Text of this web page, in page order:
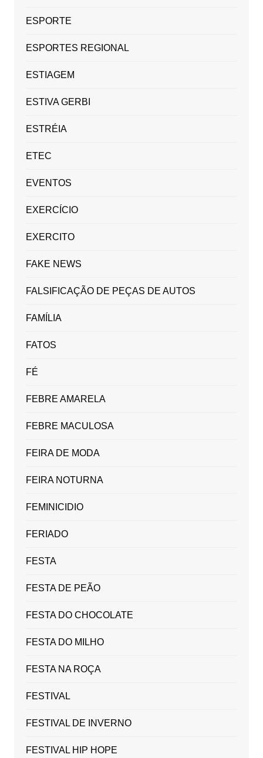
ESPORTE
ESPORTES REGIONAL
ESTIAGEM
ESTIVA GERBI
ESTRÉIA
ETEC
EVENTOS
EXERCÍCIO
EXERCITO
FAKE NEWS
FALSIFICAÇÃO DE PEÇAS DE AUTOS
FAMÍLIA
FATOS
FÉ
FEBRE AMARELA
FEBRE MACULOSA
FEIRA DE MODA
FEIRA NOTURNA
FEMINICIDIO
FERIADO
FESTA
FESTA DE PEÃO
FESTA DO CHOCOLATE
FESTA DO MILHO
FESTA NA ROÇA
FESTIVAL
FESTIVAL DE INVERNO
FESTIVAL HIP HOPE